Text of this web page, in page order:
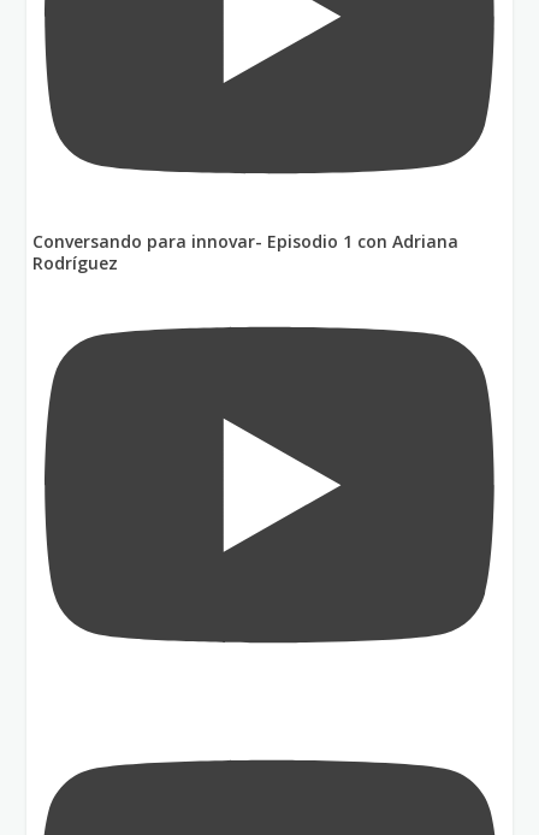
Conversando para innovar- Episodio 1 con Adriana
Rodríguez